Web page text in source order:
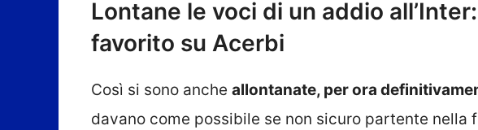
Lontane le voci di un addio
favorito su Acerbi
Così si sono anche allontanate, per ora
davano come possibile se non sicuro partente nella